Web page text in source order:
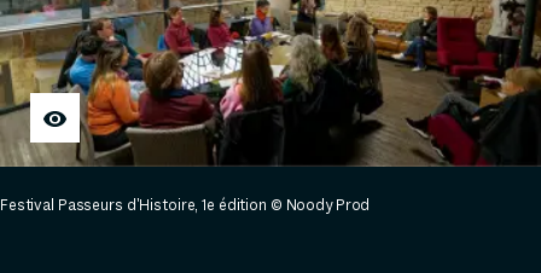
Festival Passeurs d'Histoire, 1e édition © Noody Prod